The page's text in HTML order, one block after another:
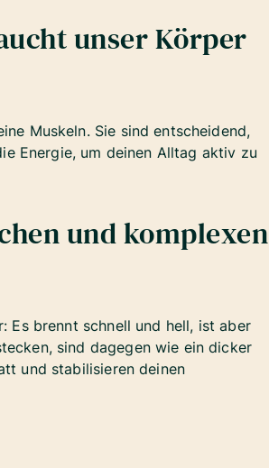
unser Körper
Muskeln. Sie sind entscheidend,
Energie, um deinen Alltag aktiv zu
und komplexen
Es brennt schnell und hell, ist aber
sind dagegen wie ein dicker
und stabilisieren deinen